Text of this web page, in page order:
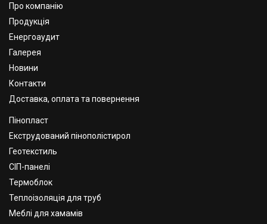
Про компанію
Продукція
Енергоаудит
Галерея
Новини
Контакти
Доставка, оплата та повернення
Пінопласт
Екструдований пінополістирол
Геотекстиль
СІП-панелі
Термоблок
Теплоізоляція для труб
Меблі для хамамів